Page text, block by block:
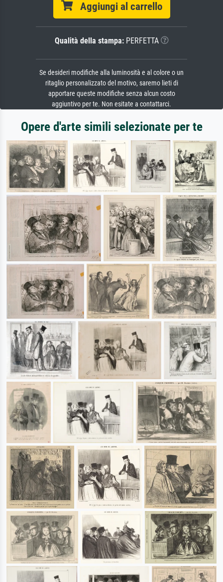
Aggiungi al carrello
Qualità della stampa:PERFETTA
Se desideri modifiche alla luminosità e al colore o un
ritaglio personalizzato del motivo, saremo lieti di
apportare queste modifiche senza alcun costo
aggiuntivo per te. Non esitate a contattarci.
Opere d'arte simili selezionate per te